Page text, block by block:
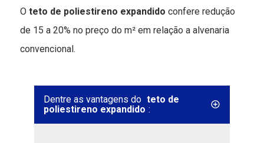
Oteto de poliestireno expandido confere redução
de 15 a 20% no preço do m² em relação a alvenaria
convencional.
Dentre as vantagens do teto de
poliestireno expandido :